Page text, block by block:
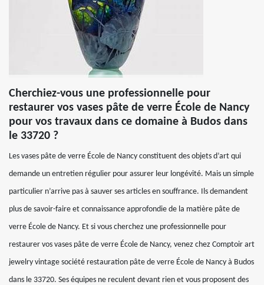
Cherchiez-vous une professionnelle pour
restaurer vos vases pâte de verre École de Nancy
pour vos travaux dans ce domaine à Budos dans
le 33720 ?
Les vases pâte de verre École de Nancy constituent des objets d’art qui
demande un entretien régulier pour assurer leur longévité. Mais un simple
particulier n’arrive pas à sauver ses articles en souffrance. Ils demandent
plus de savoir-faire et connaissance approfondie de la matière pâte de
verre École de Nancy. Et si vous cherchez une professionnelle pour
restaurer vos vases pâte de verre École de Nancy, venez chez Comptoir art
jewelry vintage société restauration pâte de verre École de Nancy à Budos
dans le 33720. Ses équipes ne reculent devant rien et vous proposent des